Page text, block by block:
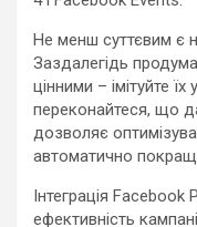
Не менш суттєвим є
Заздалегідь
цінними – імітуйте
переконайтеся, що
дозволяє
автоматично
Інтеграція
ефективність